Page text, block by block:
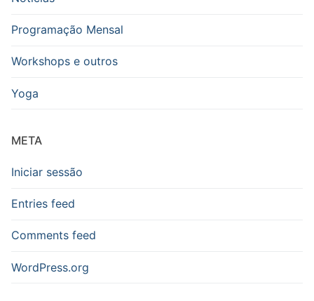
Programação Mensal
Workshops e outros
Yoga
META
Iniciar sessão
Entries feed
Comments feed
WordPress.org